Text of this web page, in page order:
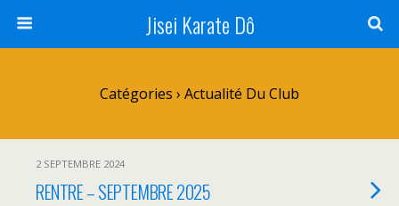
Jisei Karate Dô
Catégories › Actualité Du Club
2 SEPTEMBRE 2024
RENTRE – SEPTEMBRE 2025